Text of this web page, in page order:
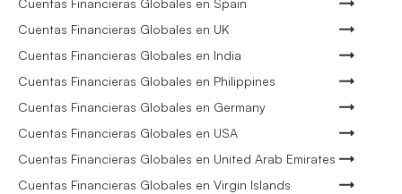
Cuentas Financieras Globales en Spain
Cuentas Financieras Globales en UK
Cuentas Financieras Globales en India
Cuentas Financieras Globales en Philippines
Cuentas Financieras Globales en Germany
Cuentas Financieras Globales en USA
Cuentas Financieras Globales en United Arab Emirates
Cuentas Financieras Globales en Virgin Islands